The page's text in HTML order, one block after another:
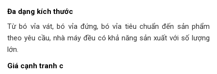
Đa dạng kích thước
Từ bó vỉa vát, bó vỉa đứng, bó vỉa tiêu chuẩn đến sản phẩm
theo yêu cầu, nhà máy đều có khả năng sản xuất với số lượng
lớn.
Giá cạnh tranh c